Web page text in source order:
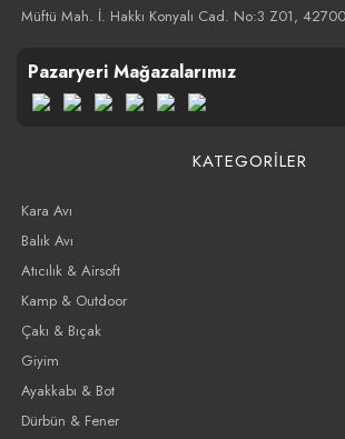
Müftü Mah. İ. Hakkı Konyalı Cad. No:3 Z01,
Pazaryeri Mağazalarımız
KATEGORİLER
Kara Avı
Balık Avı
Atıcılık & Airsoft
Kamp & Outdoor
Çakı & Bıçak
Giyim
Ayakkabı & Bot
Dürbün & Fener